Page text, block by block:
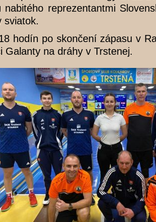
nabitého reprezentantmi
sviatok.
hodín po skončení zápasu v
Galanty na dráhy v Trstenej.